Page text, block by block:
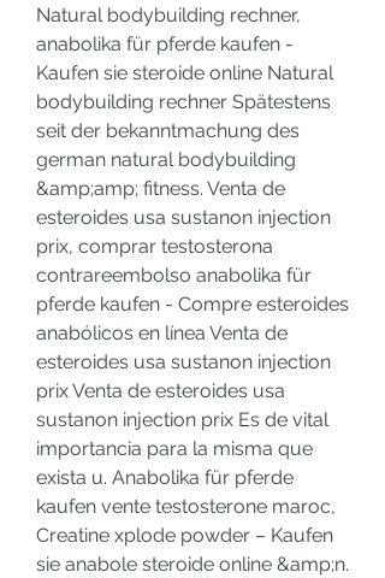
Natural bodybuilding rechner,
anabolika für pferde kaufen -
Kaufen sie steroide online Natural
bodybuilding rechner Spätestens
seit der bekanntmachung des
german natural bodybuilding
&amp;amp; fitness. Venta de
esteroides usa sustanon injection
prix, comprar testosterona
contrareembolso anabolika für
pferde kaufen - Compre esteroides
anabólicos en línea Venta de
esteroides usa sustanon injection
prix Venta de esteroides usa
sustanon injection prix Es de vital
importancia para la misma que
exista u. Anabolika für pferde
kaufen vente testosterone maroc,
Creatine xplode powder – Kaufen
sie anabole steroide online &amp;n.